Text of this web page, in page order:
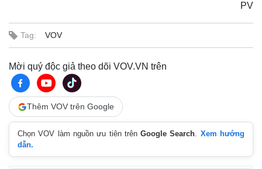
Thế giới
Quan sát
Cuộc sống đó đây
Hồ sơ
Multimedia
Infographic
PV
Tag: VOV
Mời quý độc giả theo dõi VOV.VN trên
Thêm VOV trên Google
Chọn VOV làm nguồn ưu tiên trênGoogle Search. Xem hướng
dẫn.